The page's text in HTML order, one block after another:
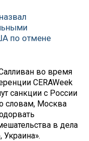
по отмене
во время
CERAWeek
санкции с России
словам, Москва
в дела
Украина».